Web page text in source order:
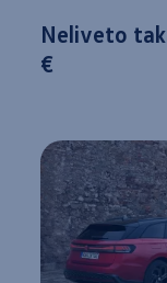
Neliveto
€